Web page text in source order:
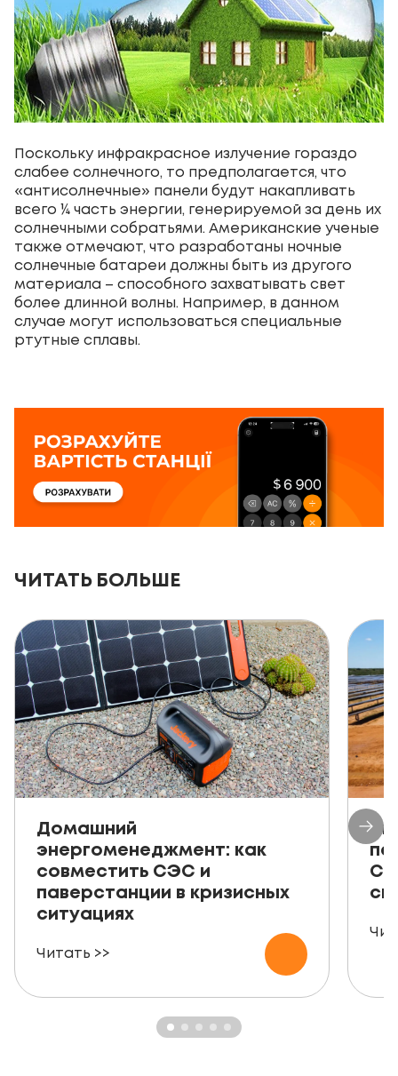
Поскольку инфракрасное излучение гораздо
слабее солнечного, то предполагается, что
«антисолнечные» панели будут накапливать
всего ¼ часть энергии, генерируемой за день их
солнечными собратьями. Американские ученые
также отмечают, что разработаны ночные
солнечные батареи должны быть из другого
материала – способного захватывать свет
более длинной волны. Например, в данном
случае могут использоваться специальные
ртутные сплавы.
ЧИТАТЬ БОЛЬШЕ
Домашний
энергоменеджмент: как
совместить СЭС и
паверстанции в кризисных
ситуациях
Читать >>